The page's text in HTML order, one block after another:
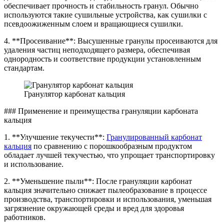
обеспечивает прочность и стабильность гранул. Обычно
используются такие сушильные устройства, как сушилки с
псевдоожиженным слоем и вращающиеся сушилки.
4. **Просеивание**: Высушенные гранулы просеиваются для
удаления частиц неподходящего размера, обеспечивая
однородность и соответствие продукции установленным
стандартам.
Гранулятор карбонат кальция
### Применение и преимущества грануляции карбоната
кальция
1. **Улучшение текучести**: Гранулированный карбонат
кальция по сравнению с порошкообразным продуктом
обладает лучшей текучестью, что упрощает транспортировку
и использование.
2. **Уменьшение пыли**: После грануляции карбонат
кальция значительно снижает пылеобразование в процессе
производства, транспортировки и использования, уменьшая
загрязнение окружающей среды и вред для здоровья
работников.